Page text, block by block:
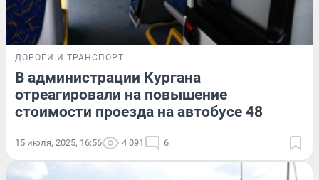
ДОРОГИ И ТРАНСПОРТ
В администрации Кургана
отреагировали на повышение
стоимости проезда на автобусе 48
15 июля, 2025, 16:56 4 091 6